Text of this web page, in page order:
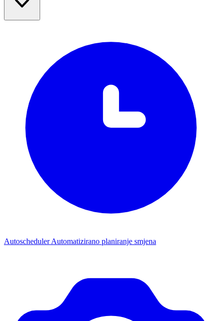
AutoschedulerAutomatizirano planiranje smjena